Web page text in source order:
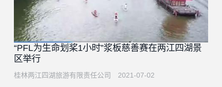
“PFL为生命划桨1小时”浆板慈善赛在两江四湖景
区举行
桂林两江四湖旅游有限责任公司 2021-07-02